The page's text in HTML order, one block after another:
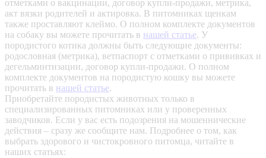
отметками о вакцинации, договор купли-продажи, метрика,
акт вязки родителей и актировка. В питомниках щенкам
также проставляют клеймо. О полном комплекте документов
на собаку вы можете прочитать в нашей статье. У
породистого котика должны быть следующие документы:
родословная (метрика), ветпаспорт с отметками о прививках и
дегельминтизации, договор купли-продажи. О полном
комплекте документов на породистую кошку вы можете
прочитать в нашей статье.
Приобретайте породистых животных только в
специализированных питомниках или у проверенных
заводчиков. Если у вас есть подозрения на мошеннические
действия – сразу же сообщите нам. Подробнее о том, как
выбрать здорового и чистокровного питомца, читайте в
наших статьях: